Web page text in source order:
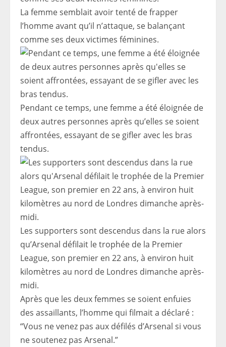
La femme semblait avoir tenté de frapper
l’homme avant qu’il n’attaque, se balançant
comme ses deux victimes féminines.
Pendant ce temps, une femme a été éloignée de
deux autres personnes après qu’elles se soient
affrontées, essayant de se gifler avec les bras
tendus.
Les supporters sont descendus dans la rue alors
qu’Arsenal défilait le trophée de la Premier
League, son premier en 22 ans, à environ huit
kilomètres au nord de Londres dimanche après-
midi.
Après que les deux femmes se soient enfuies
des assaillants, l’homme qui filmait a déclaré :
“Vous ne venez pas aux défilés d’Arsenal si vous
ne soutenez pas Arsenal.”